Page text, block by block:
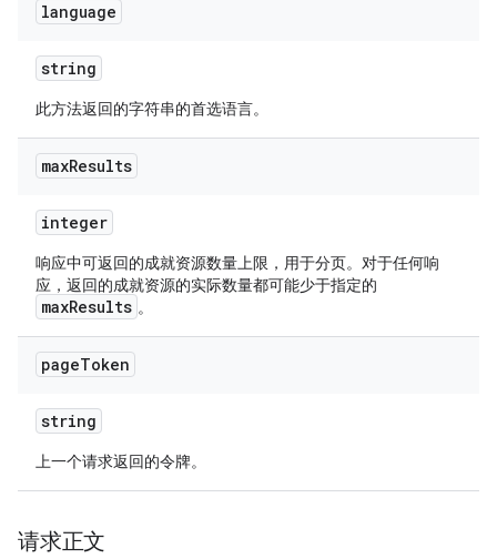
language
string
此方法返回的字符串的首选语言。
maxResults
integer
响应中可返回的成就资源数量上限，用于分页。对于任何响
应，返回的成就资源的实际数量都可能少于指定的
maxResults 。
pageToken
string
上一个请求返回的令牌。
请求正文